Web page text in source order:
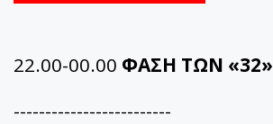
22.00-00.00 ΦΑΣΗ ΤΩΝ «32»
-------------------------